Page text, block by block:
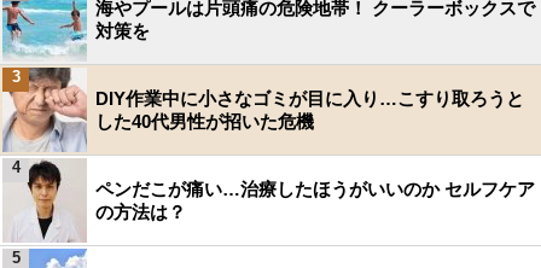
海やプールは片頭痛の危険地帯！ クーラーボックスで
対策を
DIY作業中に小さなゴミが目に入り…こすり取ろうと
した40代男性が招いた危機
3
ペンだこが痛い…治療したほうがいいのか セルフケア
の方法は？
4
5